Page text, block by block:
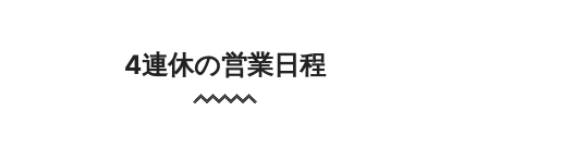
4連休の営業日程